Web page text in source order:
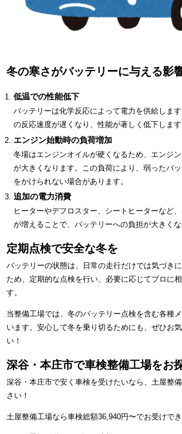
冬の寒さがバッテリーに与える影
低温での性能低下
バッテリーは化学反応によって電力を供給しま
の反応速度が遅くなり、性能が著しく低下します
エンジン始動時の負荷増加
冬場はエンジンオイルが硬くなるため、エンジ
が大きくなります。この負荷により、弱ったバ
をかけられない場合があります。
追加の電力消費
ヒーターやデフロスター、シートヒーターなど
が増えることで、バッテリーへの負担が大きくな
定期点検で安全な冬を
バッテリーの状態は、日常の走行だけでは気づき
ため、定期的な点検を行い、必要に応じてプロに
す。
当整備工場では、冬のバッテリー点検を含む各種
います。安心して冬を乗り切るためにも、ぜひお
い！
深谷・本庄市で車検整備工場をお
深谷・本庄市で安く車検を受けたいなら、土屋整
さい！
土屋整備工場なら車検総額36,940円〜でお受けでき